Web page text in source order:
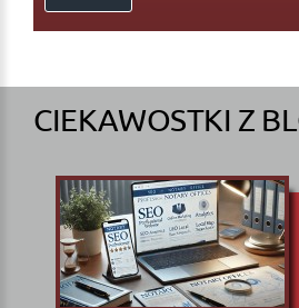
CIEKAWOSTKI Z